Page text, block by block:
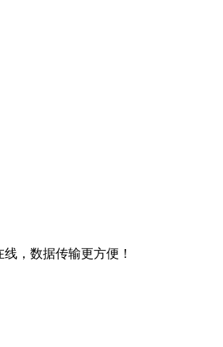
，数据传输更方便！